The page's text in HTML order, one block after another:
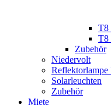
T8
T8
Zubehör
Niedervolt
Solarleuchten
Zubehör
Miete